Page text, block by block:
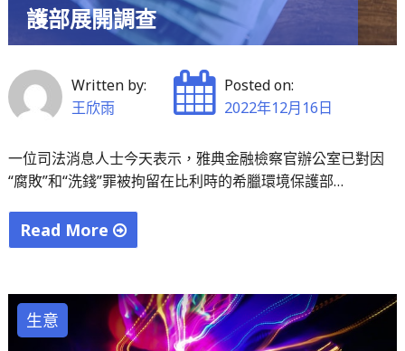
法
案，
許
從
16
歲
公
民
護部展開調查
Written by:
王欣雨
Posted on:
2022年12月16日
一位司法消息人士今天表示，雅典金融檢察官辦公室已對因
“腐敗”和“洗錢”罪被拘留在比利時的希臘環境保護部…
Read More
當
局
生意